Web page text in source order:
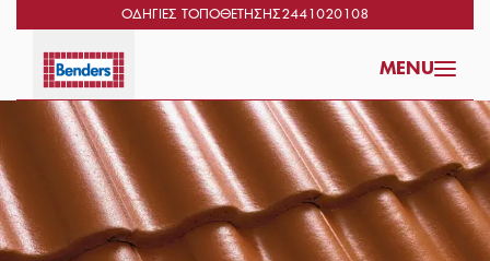
ΟΔΗΓΊΕΣ ΤΟΠΟΘΈΤΗΣΗΣ2441020108